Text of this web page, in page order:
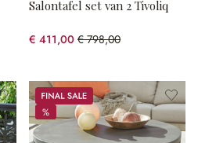
Salontafel set van 2 Tivoliq
€ 411,00 € 798,00
(48.5% gespart)
Sale
%
%